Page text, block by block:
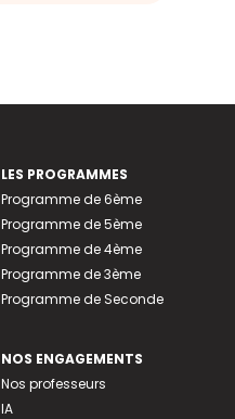
LES PROGRAMMES
Programme de 6ème
Programme de 5ème
Programme de 4ème
Programme de 3ème
Programme de Seconde
NOS ENGAGEMENTS
Nos professeurs
IA